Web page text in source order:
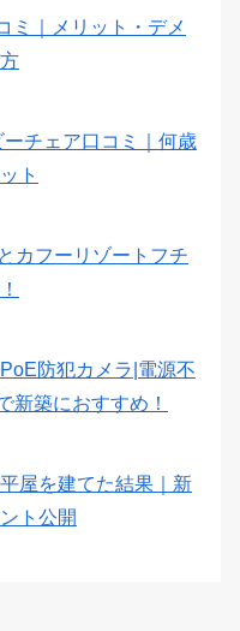
ミ｜メリット・デメ
チェア口コミ｜何歳
ト
カフーリゾートフチ
防犯カメラ|電源不
新築におすすめ！
屋を建てた結果｜新
ト公開